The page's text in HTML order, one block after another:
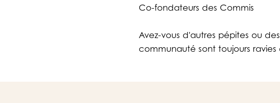
Co-fondateurs des Commis
Avez-vous d'autres pépites ou
communauté sont toujours